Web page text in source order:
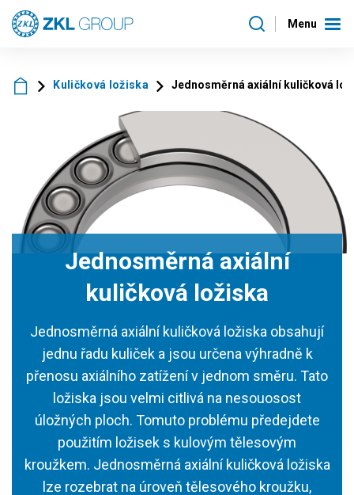
Menu
Kuličková ložiska Jednosměrná axiální kuličková
Jednosměrná axiální
kuličková ložiska
Jednosměrná axiální kuličková ložiska obsahují
jednu řadu kuliček a jsou určena výhradně k
přenosu axiálního zatížení v jednom směru. Tato
ložiska jsou velmi citlivá na nesouosost
úložných ploch. Tomuto problému předejdete
použitím ložisek s kulovým tělesovým
kroužkem. Jednosměrná axiální kuličková ložiska
lze rozebrat na úroveň tělesového kroužku,